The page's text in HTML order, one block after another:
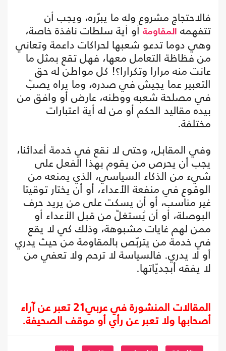
فالاحتجاج مشروع وله ما يبرّره، ويجب أن
تتفهمه المقاومةأو أية سلطات نافذة خاصة،
وهي دوما تدعو شعبها لحراكات داعمة وتعاني
من فظاظة التعامل معها، فهل تقع بمثل ما
عانت منه مرارا وتكرارا؟! كل مواطن له حق
التعبير عما يجيش في صدره، وما يراه يصبّ
في مصلحة شعبه ووطنه، عارض أو وافق من
بيده مقاليد الحكم أو من له أية اعتبارات
مختلفة.
وفي المقابل، وحتى لا نقع في خدمة أعدائنا،
يجب أن يحرص من يقوم بهذا الفعل على
شيء من الذكاء السياسي، الذي يمنعه من
الوقوع في منفعة الأعداء، أو أن يختار توقيتا
غير مناسب، أو أن يسكت على من يريد حرف
البوصلة، أو أن يُستغلّ من قبل الأعداء أو
ممن لهم غايات مشبوهة، وذلك كي لا يقع
في خدمة من يتربّص بالمقاومة من حيث يدري
أو لا يدري. فالسياسة لا ترحم ولا تعفي من
لا يفقه أبجديّاتها.
المقالات المنشورة في عربي21 تعبر عن آراء
أصحابها ولا تعبر عن رأي أو موقف الصحيفة.